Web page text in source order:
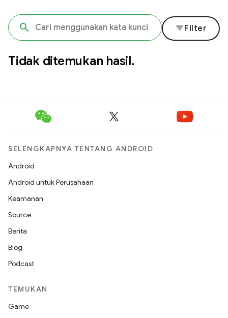
filter_listFilter
Tidak ditemukan hasil.
SELENGKAPNYA TENTANG ANDROID
Android
Android untuk Perusahaan
Keamanan
Source
Berita
Blog
Podcast
TEMUKAN
Game